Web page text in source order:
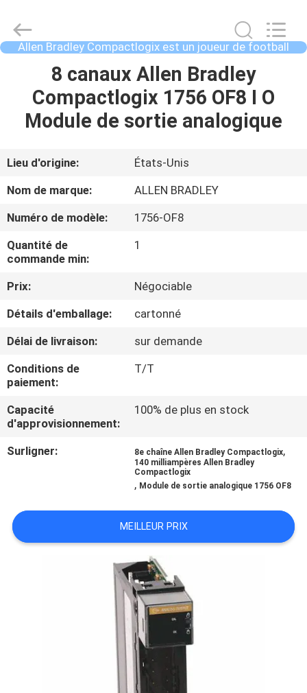
MAISON
PRODUITS
À
DE
NOUS
VISITE
DE
L'USINE
CONTRÔLE
DE
LA
NOUS
CONTACTER
INDUSTRY
LTD.
All
Allen Bradley Compactlogix est un joueur de football
américain.
8 canaux Allen Bradley
Compactlogix 1756 OF8 I O
Module de sortie analogique
Lieu d'origine:
États-Unis
Nom de marque:
ALLEN BRADLEY
Numéro de modèle:
1756-OF8
Quantité de
commande min:
1
Prix:
Négociable
Détails d'emballage:
cartonné
Délai de livraison:
sur demande
Conditions de
paiement:
T/T
Capacité
d'approvisionnement:
100% de plus en stock
Surligner: 8e chaîne Allen Bradley Compactlogix,
140 milliampères Allen Bradley
Compactlogix
, Module de sortie analogique 1756 OF8
MEILLEUR PRIX